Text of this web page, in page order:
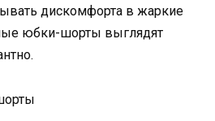
дискомфорта в жаркие
юбки-шорты выглядят